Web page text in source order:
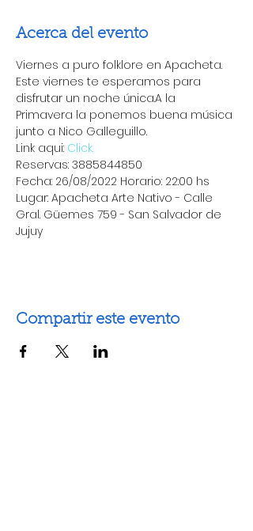
Acerca del evento
Viernes a puro folklore en Apacheta.
Este viernes te esperamos para
disfrutar un noche única.A la
Primavera la ponemos buena música
junto a Nico Galleguillo.
Link aqui: Click.
Reservas: 3885844850
Fecha: 26/08/2022 Horario: 22:00 hs
Lugar: Apacheta Arte Nativo - Calle
Gral. Güemes 759 - San Salvador de
Jujuy
Compartir este evento